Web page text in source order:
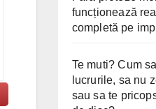
funcționează
completă pe
Te muti? Cum
lucrurile, sa nu
sau sa te